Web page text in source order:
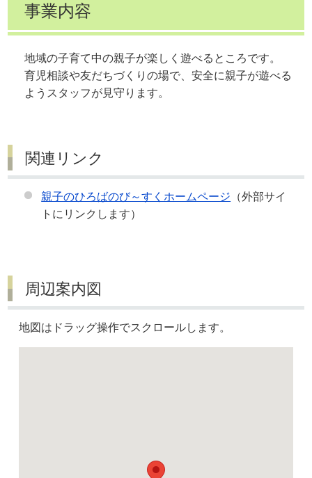
事業内容
地域の子育て中の親子が楽しく遊べるところです。
育児相談や友だちづくりの場で、安全に親子が遊べる
ようスタッフが見守ります。
関連リンク
親子のひろばのび～すくホームページ （外部サイ
トにリンクします）
周辺案内図
地図はドラッグ操作でスクロールします。